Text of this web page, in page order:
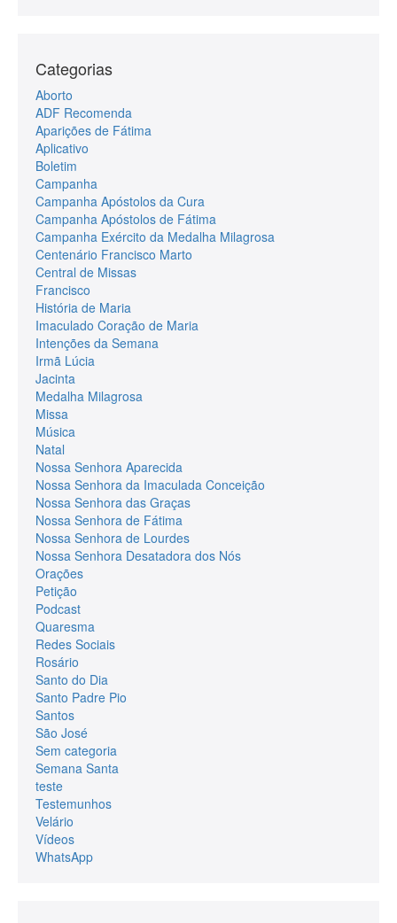
Categorias
Aborto
ADF Recomenda
Aparições de Fátima
Aplicativo
Boletim
Campanha
Campanha Apóstolos da Cura
Campanha Apóstolos de Fátima
Campanha Exército da Medalha Milagrosa
Centenário Francisco Marto
Central de Missas
Francisco
História de Maria
Imaculado Coração de Maria
Intenções da Semana
Irmã Lúcia
Jacinta
Medalha Milagrosa
Missa
Música
Natal
Nossa Senhora Aparecida
Nossa Senhora da Imaculada Conceição
Nossa Senhora das Graças
Nossa Senhora de Fátima
Nossa Senhora de Lourdes
Nossa Senhora Desatadora dos Nós
Orações
Petição
Podcast
Quaresma
Redes Sociais
Rosário
Santo do Dia
Santo Padre Pio
Santos
São José
Sem categoria
Semana Santa
teste
Testemunhos
Velário
Vídeos
WhatsApp